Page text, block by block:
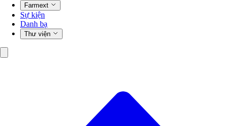
Farmext
Sự kiện
Danh bạ
Thư viện